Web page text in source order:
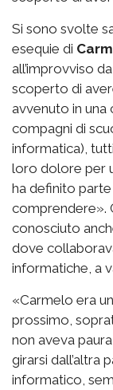
Si sono svolte
esequie di
all’improvviso
scoperto di
avvenuto in una
compagni di
informatica),
loro dolore per
ha definito
comprendere».
conosciuto
dove
informatiche, a
«Carmelo era
prossimo,
non aveva
girarsi dall’altra
informatico,